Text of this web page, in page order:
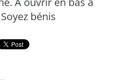
bénis